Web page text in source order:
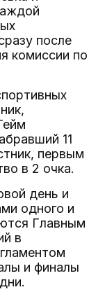
после
комиссии по
11
первым
в 2 очка.
день и
одного и
Главным
в
и финалы